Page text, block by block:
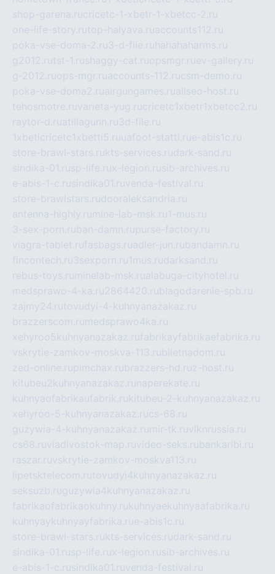
shop-garena.rucricetc-1-xbetr-1-xbetcc-2.ru
one-life-story.rutop-halyava.ruaccounts112.ru
poka-vse-doma-2.ru3-d-file.ru hahahaharms.ru
g2012.rutst-1.rushaggy-cat.ruopsmgr.ruev-gallery.ru
g-2012.ruops-mgr.ruaccounts-112.rucsm-demo.ru
poka-vse-doma2.ruairgungames.ruallseo-host.ru
tehosmotre.ruvarieta-yug.rucricetc1xbetr1xbetcc2.ru
raytor-d.ruatillagunn.ru3d-file.ru
1xbeticricetc1xbetti5.ruuafoot-statti.rue-abis1c.ru
store-brawl-stars.rukts-services.rudark-sand.ru
sindika-01.rusp-life.rux-legion.rusib-archives.ru
e-abis-1-c.rusindika01.ruvenda-festival.ru
store-brawlstars.rudooraleksandria.ru
antenna-highly.ru mine-lab-msk.ru1-mus.ru
3-sex-porn.ruban-damn.rupurse-factory.ru
viagra-tablet.rufasbags.ruadler-jun.rubandamn.ru
fincontech.ru3sexporn.ru1mus.rudarksand.ru
rebus-toys.ru minelab-msk.rualabuga-cityhotel.ru
medsprawo-4-ka.ru2864420.rublagodarenie-spb.ru
zajmy24.rutovudyi-4-kuhnyanazakaz.ru
brazzerscom.ru medsprawo4ka.ru
xehyroo5kuhnyanazakaz.rufabrikayfabrikaefabrika.ru
vskrytie-zamkov-moskva-113.rubiletnadom.ru
zed-online.rupimchax.rubrazzers-hd.ruz-host.ru
kitubeu2kuhnyanazakaz.ru naperekate.ru
kuhnyaofabrikaufabrik.rukitubeu-2-kuhnyanazakaz.ru
xehyroo-5-kuhnyanazakaz.rucs-68.ru
guzywia-4-kuhnyanazakaz.ru mir-tk.ruvlknrussia.ru
cs68.ruvladivostok-map.ruvideo-seks.rubankaribi.ru
raszar.ruvskrytie-zamkov-moskva113.ru
lipetsktelecom.rutovudyi4kuhnyanazakaz.ru
seksuzb.ruguzywia4kuhnyanazakaz.ru
fabrikaofabrikaokuhny.rukuhnyaekuhnyaafabrika.ru
kuhnyaykuhnyayfabrika.rue-abis1c.ru
store-brawl-stars.rukts-services.rudark-sand.ru
sindika-01.rusp-life.rux-legion.rusib-archives.ru
e-abis-1-c.rusindika01.ruvenda-festival.ru